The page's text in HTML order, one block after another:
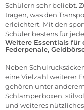
Schülern sehr beliebt.
tragen, was den
erleichtert. Mit den
Schüler bestens für
Weitere Essentials für
Federpenale,
Neben
eine Vielzahl weiterer
gehören unter
Schlamperboxen,
und weiteres nützliches